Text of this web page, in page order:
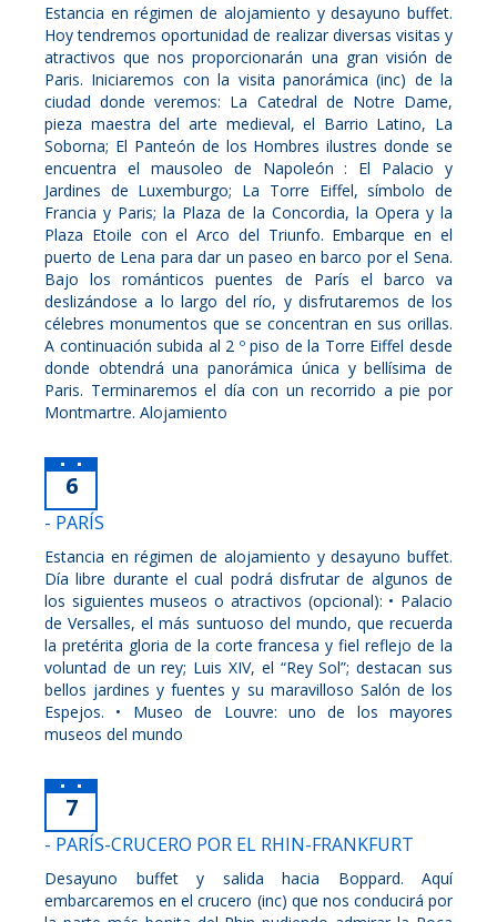
Estancia en régimen de alojamiento y desayuno buffet.
Hoy tendremos oportunidad de realizar diversas visitas y
atractivos que nos proporcionarán una gran visión de
Paris. Iniciaremos con la visita panorámica (inc) de la
ciudad donde veremos: La Catedral de Notre Dame,
pieza maestra del arte medieval, el Barrio Latino, La
Soborna; El Panteón de los Hombres ilustres donde se
encuentra el mausoleo de Napoleón : El Palacio y
Jardines de Luxemburgo; La Torre Eiffel, símbolo de
Francia y Paris; la Plaza de la Concordia, la Opera y la
Plaza Etoile con el Arco del Triunfo. Embarque en el
puerto de Lena para dar un paseo en barco por el Sena.
Bajo los románticos puentes de París el barco va
deslizándose a lo largo del río, y disfrutaremos de los
célebres monumentos que se concentran en sus orillas.
A continuación subida al 2 º piso de la Torre Eiffel desde
donde obtendrá una panorámica única y bellísima de
Paris. Terminaremos el día con un recorrido a pie por
Montmartre. Alojamiento
6
- PARÍS
Estancia en régimen de alojamiento y desayuno buffet.
Día libre durante el cual podrá disfrutar de algunos de
los siguientes museos o atractivos (opcional): • Palacio
de Versalles, el más suntuoso del mundo, que recuerda
la pretérita gloria de la corte francesa y fiel reflejo de la
voluntad de un rey; Luis XIV, el “Rey Sol”; destacan sus
bellos jardines y fuentes y su maravilloso Salón de los
Espejos. • Museo de Louvre: uno de los mayores
museos del mundo
7
- PARÍS-CRUCERO POR EL RHIN-FRANKFURT
Desayuno buffet y salida hacia Boppard. Aquí
embarcaremos en el crucero (inc) que nos conducirá por